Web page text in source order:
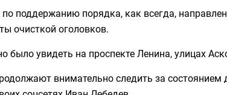
поддержанию порядка, как всегда,
очисткой оголовков.
было увидеть на проспекте Ленина, улицах
внимательно следить за состоянием